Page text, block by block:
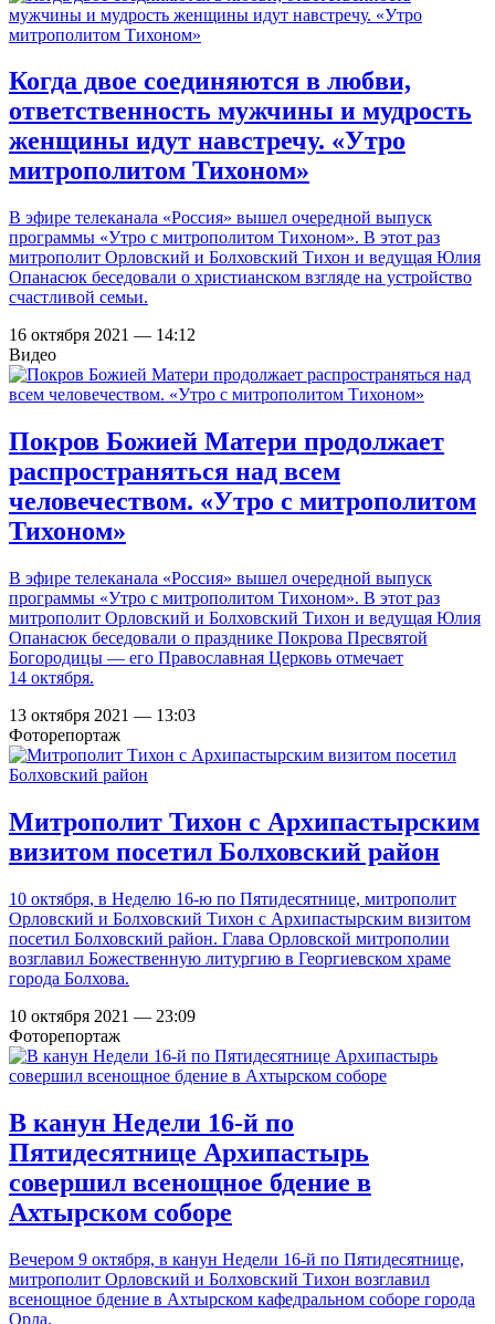
Когда двое соединяются в любви,
ответственность мужчины и мудрость
женщины идут навстречу. «Утро
митрополитом Тихоном»
В эфире телеканала «Россия» вышел очередной выпуск
программы «Утро с митрополитом Тихоном». В этот раз
митрополит Орловский и Болховский Тихон и ведущая Юлия
Опанасюк беседовали о христианском взгляде на устройство
счастливой семьи.
16 октября 2021 — 14:12
Видео
Покров Божией Матери продолжает
распространяться над всем
человечеством. «Утро с митрополитом
Тихоном»
В эфире телеканала «Россия» вышел очередной выпуск
программы «Утро с митрополитом Тихоном». В этот раз
митрополит Орловский и Болховский Тихон и ведущая Юлия
Опанасюк беседовали о празднике Покрова Пресвятой
Богородицы — его Православная Церковь отмечает
14 октября.
13 октября 2021 — 13:03
Фоторепортаж
Митрополит Тихон с Архипастырским
визитом посетил Болховский район
10 октября, в Неделю 16-ю по Пятидесятнице, митрополит
Орловский и Болховский Тихон с Архипастырским визитом
посетил Болховский район. Глава Орловской митрополии
возглавил Божественную литургию в Георгиевском храме
города Болхова.
10 октября 2021 — 23:09
Фоторепортаж
В канун Недели 16-й по
Пятидесятнице Архипастырь
совершил всенощное бдение в
Ахтырском соборе
Вечером 9 октября, в канун Недели 16-й по Пятидесятнице,
митрополит Орловский и Болховский Тихон возглавил
всенощное бдение в Ахтырском кафедральном соборе города
Орла.